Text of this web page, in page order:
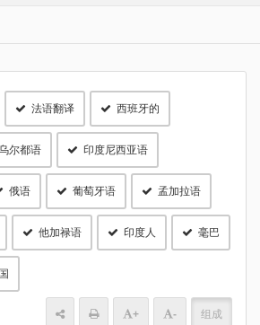
法语翻译 西班牙的
尔都语 印度尼西亚语
俄语 葡萄牙语 孟加拉语
他加禄语 印度人 毫巴
+ - 组成